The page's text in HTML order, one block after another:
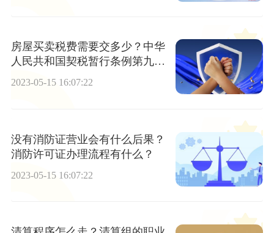
房屋买卖税费需要交多少？中华
人民共和国契税暂行条例第九条
是什么内容？
2023-05-15 16:07:22
没有消防证营业会有什么后果？
消防许可证办理流程有什么？
2023-05-15 16:07:22